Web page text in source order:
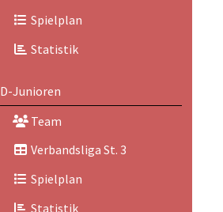
Spielplan
Statistik
D-Junioren
Team
Verbandsliga St. 3
Spielplan
Statistik